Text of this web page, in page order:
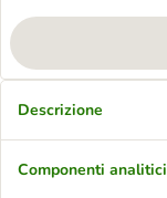
Descrizione
Componenti analitici